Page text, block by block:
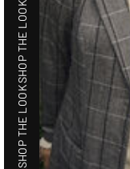
SHOP THE LOOK
SHOP THE LOOK